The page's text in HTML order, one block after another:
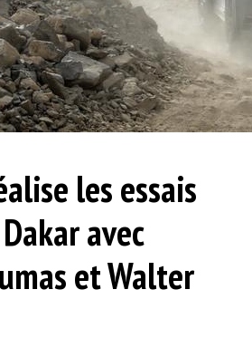
les essais
avec
et Walter